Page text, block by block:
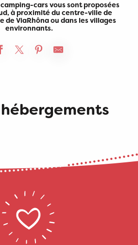
cars vous sont proposées
à proximité du centre-ville de
de ViaRhôna ou dans les villages
environnants.
du port de Virignin
camping-cars à Songieu
- Camping-car Park
d’hôtes
aux PMR
meublés
le long
le Plateau de
insolites